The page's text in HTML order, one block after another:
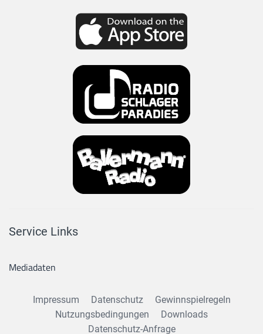
Service Links
Mediadaten
Impressum Datenschutz
Gewinnspielregeln
Nutzungsbedingungen
Downloads
Datenschutz-Anfrage